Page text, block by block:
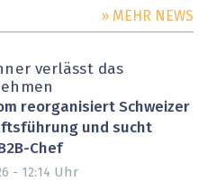
» MEHR NEWS
verlässt das
reorganisiert Schweizer
und sucht
Chef
- 12:14 Uhr